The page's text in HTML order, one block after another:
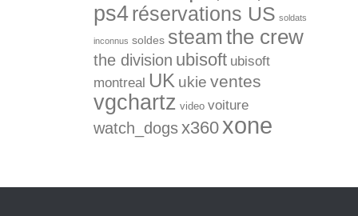
ps4réservations US soldats
inconnus soldes steamthe crew
the division ubisoft ubisoft
montreal UK ukie ventes
vgchartz video voiture
watch_dogsx360 xone